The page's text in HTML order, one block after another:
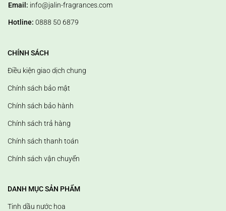
Email: info@jalin-fragrances.com
Hotline: 0888 50 6879
CHÍNH SÁCH
Điều kiện giao dịch chung
Chính sách bảo mật
Chính sách bảo hành
Chính sách trả hàng
Chính sách thanh toán
Chính sách vận chuyển
DANH MỤC SẢN PHẨM
Tinh dầu nước hoa